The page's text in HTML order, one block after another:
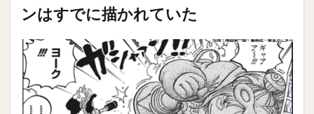
ンはすでに描かれていた